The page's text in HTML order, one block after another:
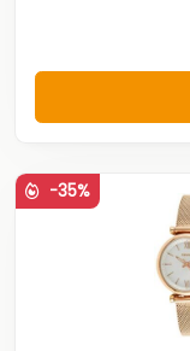
-35%